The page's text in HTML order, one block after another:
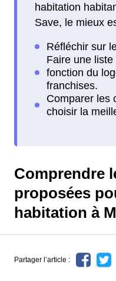
habitation
Save, le mieux
Comprendre
proposées
habitation à
Partager l’article :